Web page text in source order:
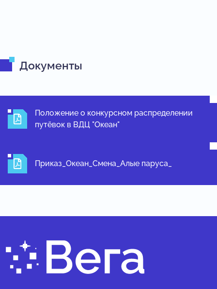
Документы
Положение о конкурсном распределении
путёвок в ВДЦ "Океан"
Приказ_Океан_Смена_Алые паруса_